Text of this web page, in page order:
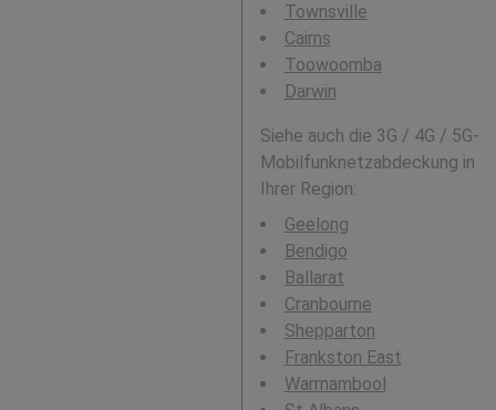
Townsville
Cairns
Toowoomba
Darwin
Siehe auch die 3G / 4G / 5G-
Mobilfunknetzabdeckung in
Ihrer Region:
Geelong
Bendigo
Ballarat
Cranbourne
Shepparton
Frankston East
Warrnambool